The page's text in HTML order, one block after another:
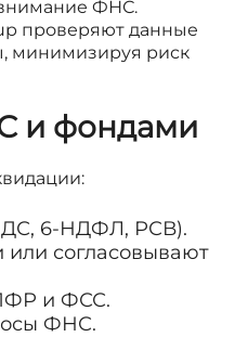
ФНС.
проверяют данные
минимизируя риск
и фондами
6-НДФЛ, РСВ).
согласовывают
и ФСС.
ФНС.